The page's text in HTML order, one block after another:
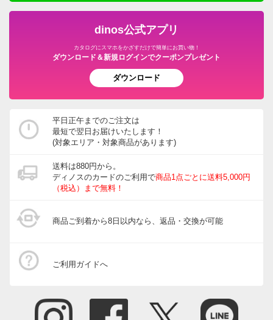
dinos公式アプリ
カタログにスマホをかざすだけで簡単にお買い物！
ダウンロード＆新規ログインでクーポンプレゼント
ダウンロード
平日正午までのご注文は
最短で翌日お届けいたします！
(対象エリア・対象商品があります)
送料は880円から。
ディノスのカードのご利用で商品1点ごとに送料5,000円
（税込）まで無料！
商品ご到着から8日以内なら、返品・交換が可能
ご利用ガイドへ